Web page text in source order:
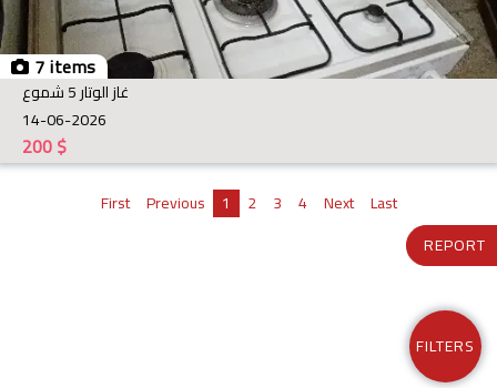
7 items
غاز الوتار 5 شموع
14-06-2026
$
200
First Previous 1 2 3 4 Next Last
FILTERS
REPORT